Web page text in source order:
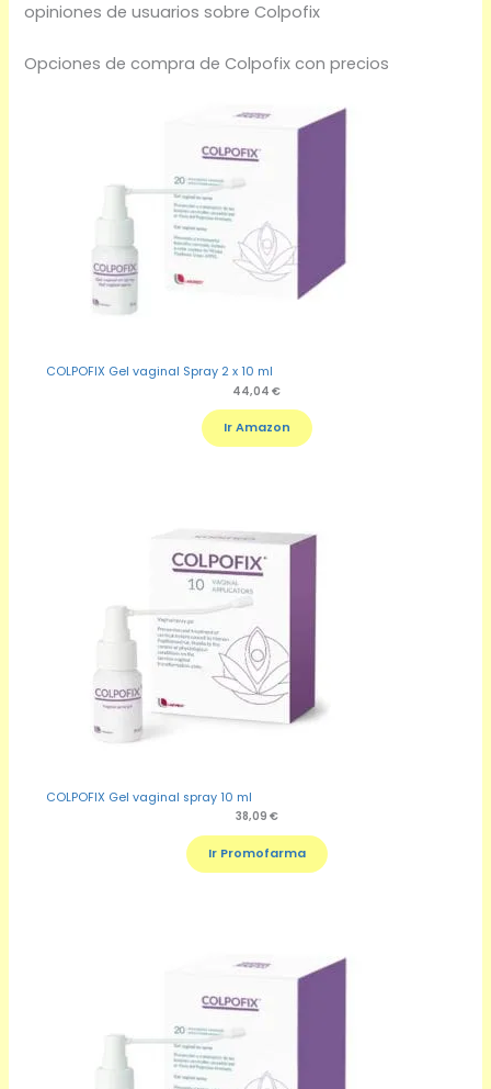
opiniones de usuarios sobre Colpofix
Opciones de compra de Colpofix con precios
COLPOFIX Gel vaginal Spray 2 x 10 ml
44,04 €
Ir Amazon
COLPOFIX Gel vaginal spray 10 ml
38,09 €
Ir Promofarma